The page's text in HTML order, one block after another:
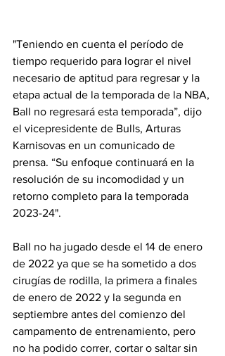
"Teniendo en cuenta el período de
tiempo requerido para lograr el nivel
necesario de aptitud para regresar y la
etapa actual de la temporada de la NBA,
Ball no regresará esta temporada”, dijo
el vicepresidente de Bulls, Arturas
Karnisovas en un comunicado de
prensa. “Su enfoque continuará en la
resolución de su incomodidad y un
retorno completo para la temporada
2023-24".
Ball no ha jugado desde el 14 de enero
de 2022 ya que se ha sometido a dos
cirugías de rodilla, la primera a finales
de enero de 2022 y la segunda en
septiembre antes del comienzo del
campamento de entrenamiento, pero
no ha podido correr, cortar o saltar sin